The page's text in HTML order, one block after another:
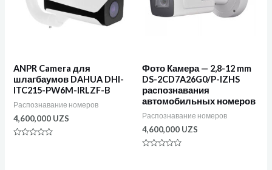
ANPR Camera для
шлагбаумов DAHUA DHI-
ITC215-PW6M-IRLZF-B
Распознавание номеров
4,600,000 UZS
Фото Камера — 2,8-12 mm
DS-2CD7A26G0/P-IZHS
распознавания
автомобильных номеров
Распознавание номеров
4,600,000 UZS